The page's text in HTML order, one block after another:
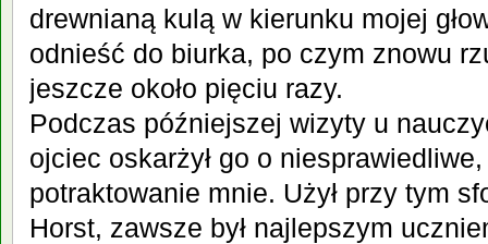
drewnianą kulą w kierunku mojej
odnieść do biurka, po czym znowu
jeszcze około pięciu razy.
Podczas późniejszej wizyty u
ojciec oskarżył go o
potraktowanie mnie. Użył przy tym
Horst, zawsze był najlepszym